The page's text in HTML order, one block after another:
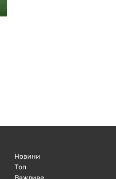
Новини
Топ